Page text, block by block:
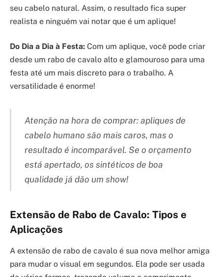
seu cabelo natural. Assim, o resultado fica super
realista e ninguém vai notar que é um aplique!
Do Dia a Dia à Festa: Com um aplique, você pode criar
desde um rabo de cavalo alto e glamouroso para uma
festa até um mais discreto para o trabalho. A
versatilidade é enorme!
Atenção na hora de comprar: apliques de
cabelo humano são mais caros, mas o
resultado é incomparável. Se o orçamento
está apertado, os sintéticos de boa
qualidade já dão um show!
Extensão de Rabo de Cavalo: Tipos e
Aplicações
A extensão de rabo de cavalo é sua nova melhor amiga
para mudar o visual em segundos. Ela pode ser usada